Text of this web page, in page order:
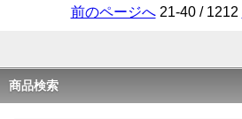
前のページへ21-40 / 1212
商品検索